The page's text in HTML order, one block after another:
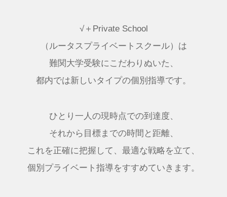
√＋Private School
（ルータスプライベートスクール）は
難関大学受験にこだわりぬいた、
都内では新しいタイプの個別指導です。
ひとり一人の現時点での到達度、
それから目標までの時間と距離、
これを正確に把握して、最適な戦略を立て、
個別プライベート指導をすすめていきます。